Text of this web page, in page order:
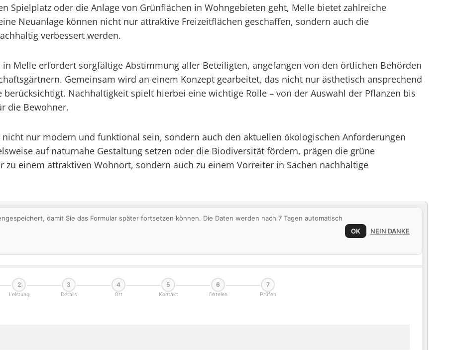
Spielplatz oder die Anlage von Grünflächen in Wohngebieten geht, Melle bietet zahlreiche
Neuanlage können nicht nur attraktive Freizeitflächen geschaffen, sondern auch die
verbessert werden.
Melle erfordert sorgfältige Abstimmung aller Beteiligten, angefangen von den örtlichen Behörden
Gemeinsam wird an einem Konzept gearbeitet, das nicht nur ästhetisch ansprechend
Nachhaltigkeit spielt hierbei eine wichtige Rolle – von der Auswahl der Pflanzen bis
die Bewohner.
nur modern und funktional sein, sondern auch den aktuellen ökologischen Anforderungen
auf naturnahe Gestaltung setzen oder die Biodiversität fördern, prägen die grüne
einem attraktiven Wohnort, sondern auch zu einem Vorreiter in Sachen nachhaltige
damit Sie das Formular später fortsetzen können. Die Daten werden nach 7 Tagen automatisch
OK NEIN DANKE
2
Leistung
3
Details
4
Ort
5
Kontakt
6
Dateien
7
Prüfen